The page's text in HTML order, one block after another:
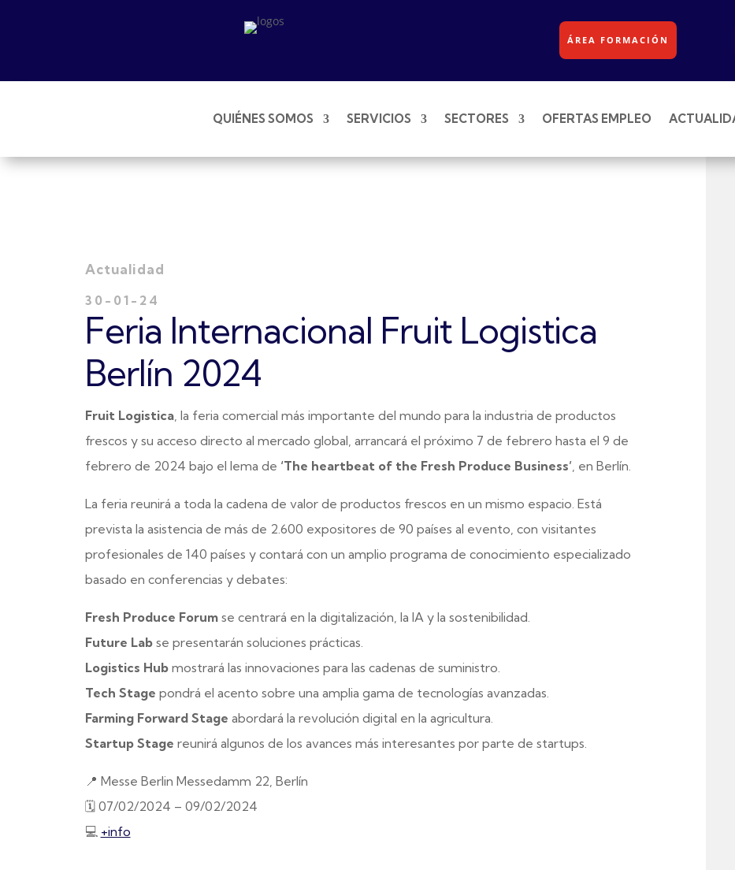
ÁREA FORMACIÓN
QUIÉNES SOMOS SERVICIOS SECTORES OFERTAS EMPLEO
Actualidad
30-01-24
Feria Internacional Fruit Logistica
Berlín 2024
Fruit Logistica, la feria comercial más importante del mundo para la industria de productos
frescos y su acceso directo al mercado global, arrancará el próximo 7 de febrero hasta el 9 de
febrero de 2024 bajo el lema de ‘The heartbeat of the Fresh Produce Business’, en Berlín.
La feria reunirá a toda la cadena de valor de productos frescos en un mismo espacio. Está
prevista la asistencia de más de 2.600 expositores de 90 países al evento, con visitantes
profesionales de 140 países y contará con un amplio programa de conocimiento especializado
basado en conferencias y debates:
Fresh Produce Forumse centrará en la digitalización, la IA y la sostenibilidad.
Future Labse presentarán soluciones prácticas.
Logistics Hubmostrará las innovaciones para las cadenas de suministro.
Tech Stage pondrá el acento sobre una amplia gama de tecnologías avanzadas.
Farming Forward Stage abordará la revolución digital en la agricultura.
Startup Stage reunirá algunos de los avances más interesantes por parte de startups.
📍 Messe Berlin Messedamm 22, Berlín
🗓️ 07/02/2024 – 09/02/2024
💻 +info